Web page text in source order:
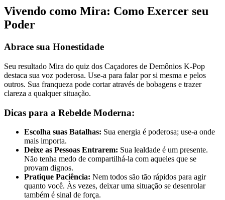
Vivendo como Mira: Como Exercer seu
Poder
Abrace sua Honestidade
Seu resultado Mira do quiz dos Caçadores de Demônios K-Pop
destaca sua voz poderosa. Use-a para falar por si mesma e pelos
outros. Sua franqueza pode cortar através de bobagens e trazer
clareza a qualquer situação.
Dicas para a Rebelde Moderna:
Escolha suas Batalhas: Sua energia é poderosa; use-a onde
mais importa.
Deixe as Pessoas Entrarem: Sua lealdade é um presente.
Não tenha medo de compartilhá-la com aqueles que se
provam dignos.
Pratique Paciência: Nem todos são tão rápidos para agir
quanto você. Às vezes, deixar uma situação se desenrolar
também é sinal de força.